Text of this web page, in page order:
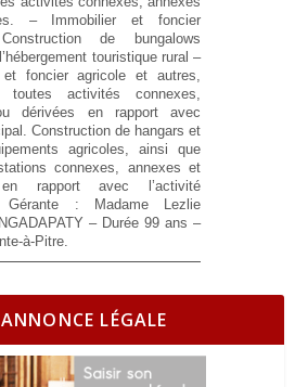
– Immobilier et foncier
de bungalows
touristique rural –
et foncier agricole et autres,
activités connexes,
dérivées en rapport avec
Construction de hangars et
agricoles, ainsi que
connexes, annexes et
rapport avec l’activité
Gérante : Madame Lezlie
– Durée 99 ans –
à-Pitre.
LÉGALE